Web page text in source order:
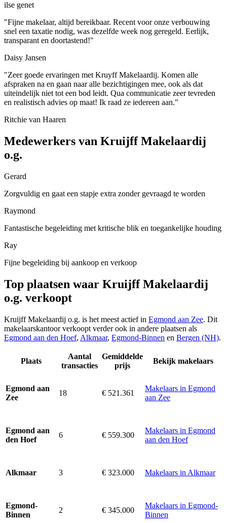
ilse genet
"Fijne makelaar, altijd bereikbaar. Recent voor onze verbouwing
snel een taxatie nodig, was dezelfde week nog geregeld. Eerlijk,
transparant en doortastend!"
Daisy Jansen
"Zeer goede ervaringen met Kruyff Makelaardij. Komen alle
afspraken na en gaan naar alle bezichtigingen mee, ook als dat
uiteindelijk niet tot een bod leidt. Qua communicatie zeer tevreden
en realistisch advies op maat! Ik raad ze iedereen aan."
Ritchie van Haaren
Medewerkers van Kruijff Makelaardij
o.g.
Gerard
Zorgvuldig en gaat een stapje extra zonder gevraagd te worden
Raymond
Fantastische begeleiding met kritische blik en toegankelijke houding
Ray
Fijne begeleiding bij aankoop en verkoop
Top plaatsen waar Kruijff Makelaardij
o.g. verkoopt
Kruijff Makelaardij o.g. is het meest actief in Egmond aan Zee. Dit
makelaarskantoor verkoopt verder ook in andere plaatsen als
Egmond aan den Hoef, Alkmaar, Egmond-Binnen en Bergen (NH).
Plaats
Aantal
transacties
Gemiddelde
prijs
Bekijk makelaars
Egmond aan
Zee
18 € 521.361
Makelaars in Egmond
aan Zee
Egmond aan
den Hoef
6 € 559.300
Makelaars in Egmond
aan den Hoef
Alkmaar 3 € 323.000 Makelaars in Alkmaar
Egmond-
Binnen
2 € 345.000
Makelaars in Egmond-
Binnen